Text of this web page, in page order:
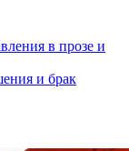
в прозе и
и брак